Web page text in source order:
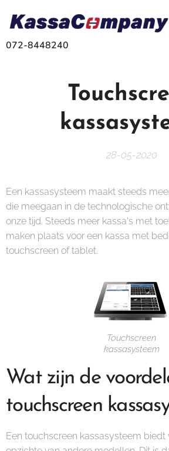
072-8448240
28-05-2020
Een kassasysteem maakt steeds
die meegaan in de technologische
onze tijd. Steeds meer kassa's met
maken plaats voor een kassa met
touchscreen of tablet.
Touchscreen
kassasysteem
Wat zijn de
touchscreen
Een touchscreen kassasysteem biedt